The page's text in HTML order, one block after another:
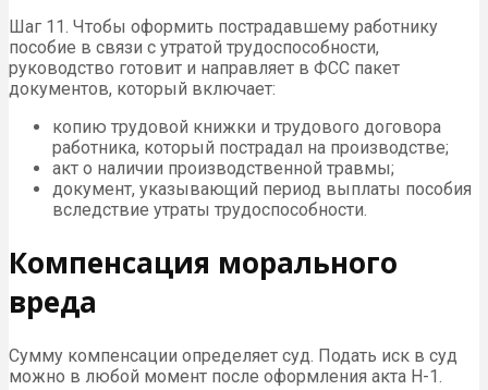
Шаг 11. Чтобы оформить пострадавшему работнику
пособие в связи с утратой трудоспособности,
руководство готовит и направляет в ФСС пакет
документов, который включает:
копию трудовой книжки и трудового договора
работника, который пострадал на производстве;
акт о наличии производственной травмы;
документ, указывающий период выплаты пособия
вследствие утраты трудоспособности.
Компенсация морального
вреда
Сумму компенсации определяет суд. Подать иск в суд
можно в любой момент после оформления акта Н-1.